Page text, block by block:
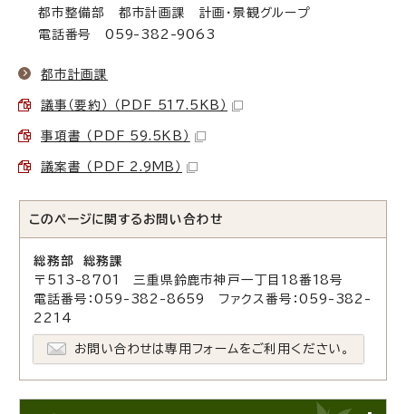
都市整備部 都市計画課 計画・景観グループ
電話番号 059-382-9063
都市計画課
議事（要約） （PDF 517.5KB）
事項書 （PDF 59.5KB）
議案書 （PDF 2.9MB）
このページに関する お問い合わせ
総務部 総務課
〒513-8701 三重県鈴鹿市神戸一丁目18番18号
電話番号：059-382-8659 ファクス番号：059-382-
2214
お問い合わせは専用フォームをご利用ください。